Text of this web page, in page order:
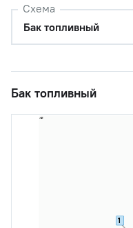
Схема
Бак топливный
Бак топливный
1